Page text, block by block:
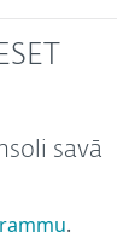
savā
.